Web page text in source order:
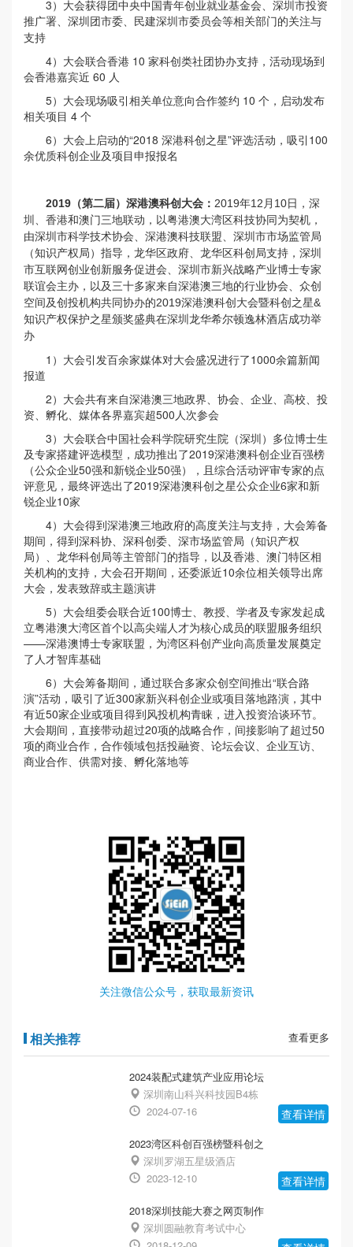
3）大会获得团中央中国青年创业就业基金会、深圳市投资
推广署、深圳团市委、
民建深圳市委员会等相关部门的关注与
支持
4）大会联合香港 10 家科创类社团协办支持，活动现场到
会香港嘉宾近 60 人
5）大会现场吸引相关单位意向合作签约 10 个，启动发布
相关项目 4 个
6）大会上启动的“2018 深港科创之星”评选活动，吸引100
余优质科创企业及项目申报报名
2019（第二届）深港澳科创大会： 2019年12月10日，深
圳、香港和澳门三地联动，以粤港澳大湾区科技协同为契机，
由深圳市科学技术协会、深港澳科技联盟、深圳市市场监管局
（知识产权局）指导，龙华区政府、龙华区科创局支持，深圳
市互联网创业创新服务促进会、深圳市新兴战略产业博士专家
联谊会主办，以及三十多家来自深港澳三地的行业协会、众创
空间及创投机构共同协办的2019深港澳科创大会暨科创之星&
知识产权保护之星颁奖盛典在深圳龙华希尔顿逸林酒店成功举
办
1）大会引发百余家媒体对大会盛况进行了1000余篇新闻
报道
2）大会共有来自深港澳三地政界、协会、企业、高校、投
资、孵化、媒体各界嘉宾超500人次参会
3）大会联合中国社会科学院研究生院（深圳）多位博士生
及专家搭建评选模型，成功推出了2019深港澳科创企业百强榜
（公众企业50强和新锐企业50强），且综合活动评审专家的点
评意见，最终评选出了2019深港澳科创之星公众企业6家和新
锐企业10家
4）大会得到深港澳三地政府的高度关注与支持，大会筹备
期间，得到深科协、深科创委、深市场监管局（知识产权
局）、龙华科创局等主管部门的指导，以及香港、澳门特区相
关机构的支持，大会召开期间，还委派近10余位相关领导出席
大会，发表致辞或主题演讲
5）大会组委会联合近100博士、教授、学者及专家发起成
立粤港澳大湾区首个以高尖端人才为核心成员的联盟服务组织
——深港澳博士专家联盟，为湾区科创产业向高质量发展奠定
了人才智库基础
6）大会筹备期间，通过联合多家众创空间推出“联合路
演”活动，吸引了近300家新兴科创企业或项目落地路演，其中
有近50家企业或项目得到风投机构青睐，进入投资洽谈环节。
大会期间，直接带动超过20项的战略合作，间接影响了超过50
项的商业合作，合作领域包括投融资、论坛会议、企业互访、
商业合作、供需对接、孵化落地等
关注微信公众号，获取最新资讯
相关推荐 查看更多
2024装配式建筑产业应用论坛
深圳南山科兴科技园B4栋
2024-07-16
查看详情
2023湾区科创百强榜暨科创之
深圳罗湖五星级酒店
2023-12-10
查看详情
2018深圳技能大赛之网页制作
深圳圆融教育考试中心